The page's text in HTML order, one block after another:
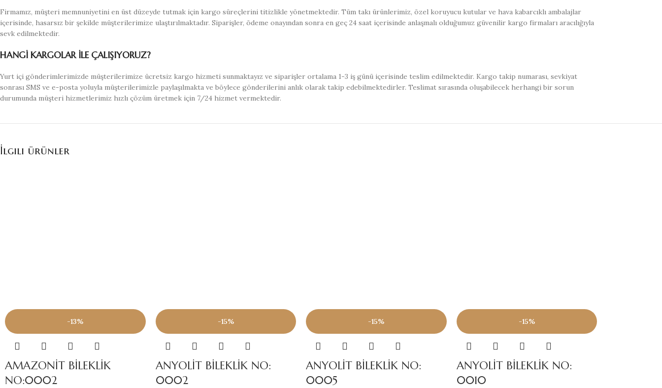
Firmamız, müşteri memnuniyetini en üst düzeyde tutmak için kargo süreçlerini titizlikle yönetmektedir. Tüm takı ürünlerimiz, özel koruyucu kutular ve hava kabarcıklı ambalajlar
içerisinde, hasarsız bir şekilde müşterilerimize ulaştırılmaktadır. Siparişler, ödeme onayından sonra en geç 24 saat içerisinde anlaşmalı olduğumuz güvenilir kargo firmaları aracılığıyla
sevk edilmektedir.
HANGİ KARGOLAR İLE ÇALIŞIYORUZ?
Yurt içi gönderimlerimizde müşterilerimize ücretsiz kargo hizmeti sunmaktayız ve siparişler ortalama 1-3 iş günü içerisinde teslim edilmektedir. Kargo takip numarası, sevkiyat
sonrası SMS ve e-posta yoluyla müşterilerimizle paylaşılmakta ve böylece gönderilerini anlık olarak takip edebilmektedirler. Teslimat sırasında oluşabilecek herhangi bir sorun
durumunda müşteri hizmetlerimiz hızlı çözüm üretmek için 7/24 hizmet vermektedir.
İlgili ürünler
-13%
AMAZONİT BİLEKLİK
NO:0002
-15%
ANYOLİT BİLEKLİK NO:
0002
-15%
ANYOLİT BİLEKLİK NO:
0005
-15%
ANYOLİT BİLEKLİK NO:
0010